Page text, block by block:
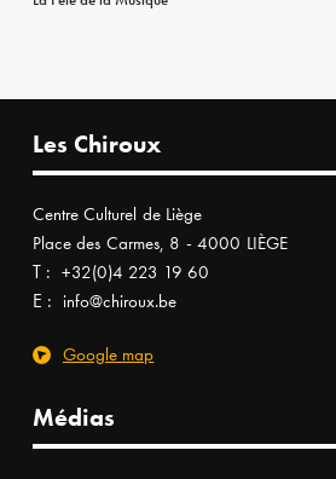
Les Chiroux
Centre Culturel de Liège
Place des Carmes, 8 - 4000 LIÈGE
T : +32(0)4 223 19 60
E : info@chiroux.be
Google map
Médias